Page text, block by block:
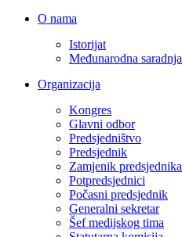
O nama
Istorijat
Međunarodna saradnja
Organizacija
Kongres
Glavni odbor
Predsjedništvo
Predsjednik
Zamjenik predsjednika
Potpredsjednici
Počasni predsjednik
Generalni sekretar
Šef medijskog tima